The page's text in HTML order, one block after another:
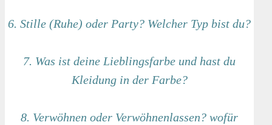
6. Stille (Ruhe) oder Party? Welcher Typ bist du?
7. Was ist deine Lieblingsfarbe und hast du
Kleidung in der Farbe?
8. Verwöhnen oder Verwöhnenlassen? wofür